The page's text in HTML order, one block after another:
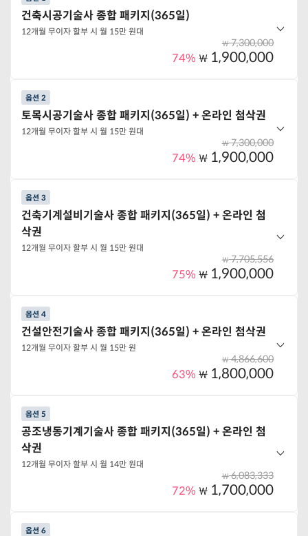
건축시공기술사 종합 패키지(365일)
12개월 무이자 할부 시 월 15만 원대
₩7,300,000
74% ₩1,900,000
옵션 구성
건축시공기술사 서술반
옵션 선택하기
옵션 2
토목시공기술사 종합 패키지(365일) + 온라인 첨삭권
12개월 무이자 할부 시 월 15만 원대
₩7,300,000
74% ₩1,900,000
옵션 구성
서울대 권교수의 <서술반> 토목시공기술사
서울대 권교수의 <용어반> 토목시공기술사
서울대 권교수의 <모의+첨삭> 토목시공기술사
옵션 3
건축기계설비기술사 종합 패키지(365일) + 온라인 첨
삭권
12개월 무이자 할부 시 월 15만 원대
₩7,705,556
75% ₩1,900,000
옵션 구성
이석훈 교수의 건축기계설비기술사 정규반
이석훈 교수의 건축기계설비기술사 용어기출풀이
이석훈 교수의 건축기계설비기술사 모의고사반
옵션 선택하기
옵션 4
건설안전기술사 종합 패키지(365일) + 온라인 첨삭권
12개월 무이자 할부 시 월 15만 원
₩4,866,600
63% ₩1,800,000
옵션 구성
건설안전기술사 정규반
건설안전기술사 모의고사반
옵션 5
공조냉동기계기술사 종합 패키지(365일) + 온라인 첨
삭권
12개월 무이자 할부 시 월 14만 원대
₩6,083,333
72% ₩1,700,000
옵션 6